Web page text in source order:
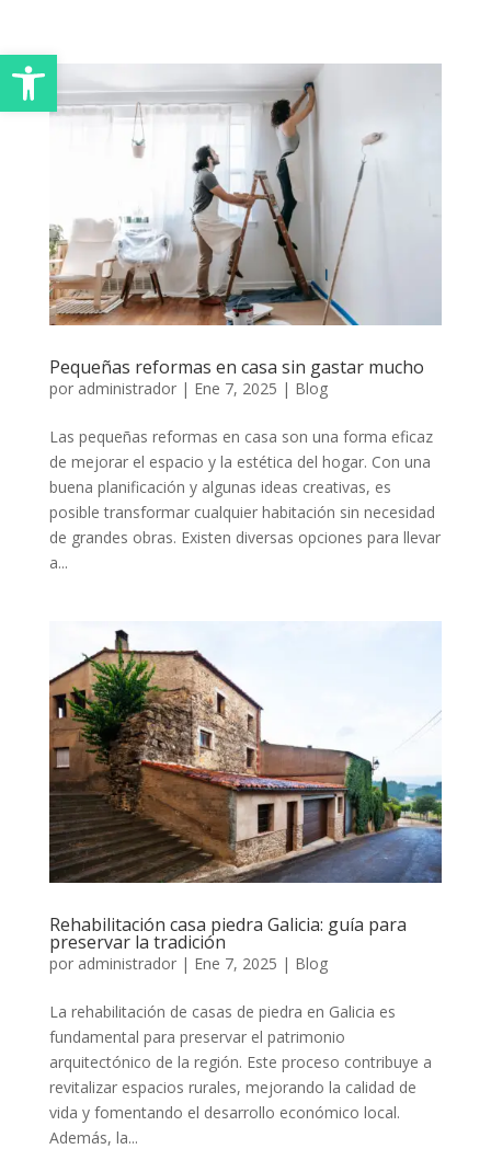
Abrir barra de herramientas
Pequeñas reformas en casa sin gastar mucho
por administrador| Ene 7, 2025 | Blog
Las pequeñas reformas en casa son una forma eficaz
de mejorar el espacio y la estética del hogar. Con una
buena planificación y algunas ideas creativas, es
posible transformar cualquier habitación sin necesidad
de grandes obras. Existen diversas opciones para llevar
a...
Rehabilitación casa piedra Galicia: guía para
preservar la tradición
por administrador| Ene 7, 2025 | Blog
La rehabilitación de casas de piedra en Galicia es
fundamental para preservar el patrimonio
arquitectónico de la región. Este proceso contribuye a
revitalizar espacios rurales, mejorando la calidad de
vida y fomentando el desarrollo económico local.
Además, la...